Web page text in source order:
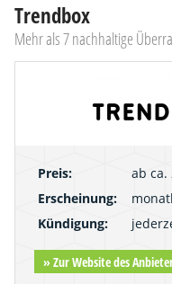
Trendbox
Mehr als 7 nachhaltige
Preis:
ab ca.
Erscheinung:
Kündigung:
» Zur Website des